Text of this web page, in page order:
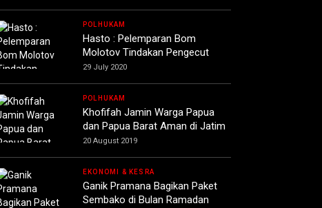
POLHUKAM
Hasto : Pelemparan Bom
Molotov Tindakan Pengecut
29 July 2020
POLHUKAM
Khofifah Jamin Warga Papua
dan Papua Barat Aman di Jatim
20 August 2019
EKONOMI & KESRA
Ganik Pramana Bagikan Paket
Sembako di Bulan Ramadan